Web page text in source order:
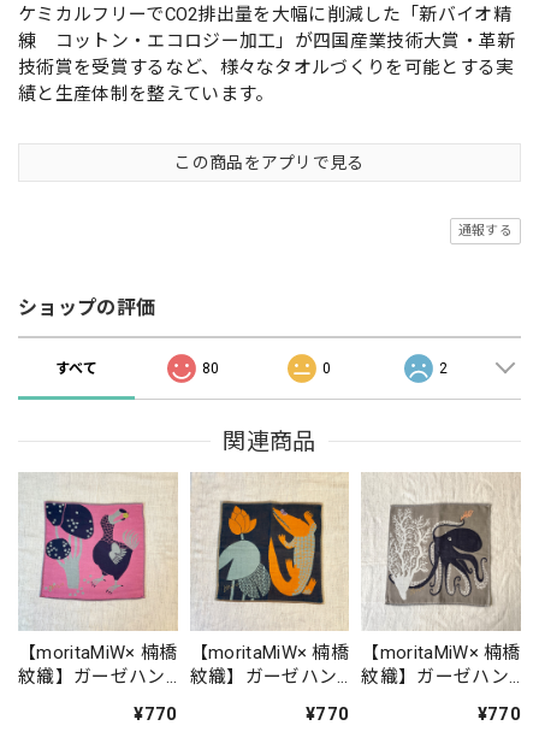
ケミカルフリーでCO2排出量を大幅に削減した「新バイオ精
練 コットン・エコロジー加工」が四国産業技術大賞・革新
技術賞を受賞するなど、様々なタオルづくりを可能とする実
績と生産体制を整えています。
この商品をアプリで見る
通報する
ショップの評価
すべて 80 0 2
関連商品
【moritaMiW× 楠橋
紋織】ガーゼハン
¥770
【moritaMiW× 楠橋
紋織】ガーゼハン
¥770
【moritaMiW× 楠橋
紋織】ガーゼハン
スのタコたち）¥770